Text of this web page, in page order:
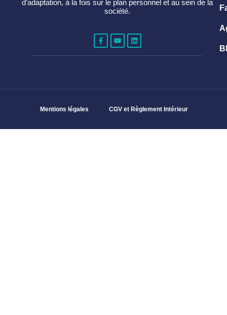
d’adaptation, à la fois sur le plan personnel et au sein de la
société.
Mentions légales CGV et Règlement Intérieur